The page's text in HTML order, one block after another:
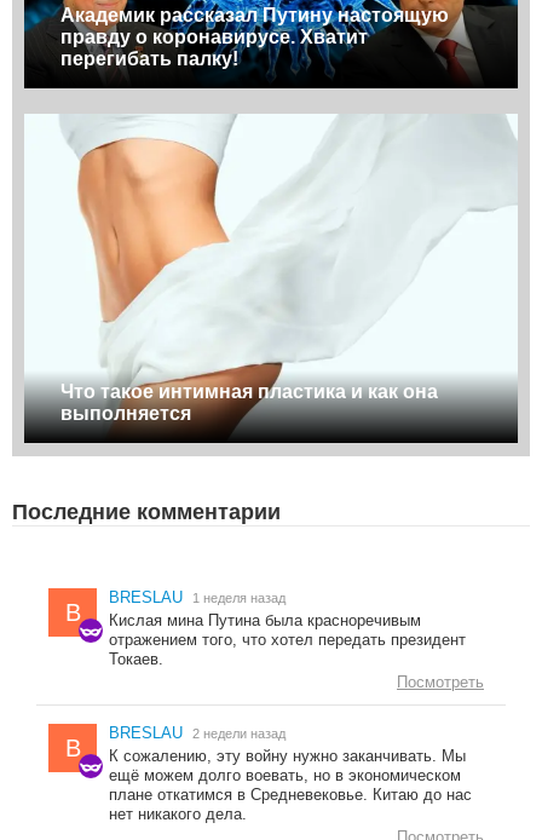
Академик рассказал Путину настоящую
правду о коронавирусе. Хватит
перегибать палку!
Что такое интимная пластика и как она
выполняется
Последние комментарии
B
BRESLAU 1 неделя назад
Кислая мина Путина была красноречивым
отражением того, что хотел передать президент
Токаев.
Посмотреть
B
BRESLAU 2 недели назад
К сожалению, эту войну нужно заканчивать. Мы
ещё можем долго воевать, но в экономическом
плане откатимся в Средневековье. Китаю до нас
нет никакого дела.